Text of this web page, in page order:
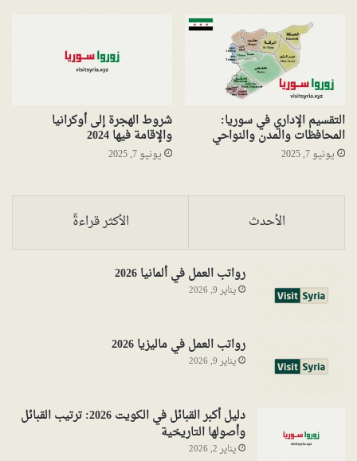
التقسيم الإداري في سوريا:
المحافظات والمدن والنواحي
يونيو 7, 2025
شروط الهجرة إلى أوكرانيا
والإقامة فيها 2024
يونيو 7, 2025
الأحدث الأكثر قراءةً
رواتب العمل في ألمانيا 2026
يناير 9, 2026
رواتب العمل في ماليزيا 2026
يناير 9, 2026
دليل أكبر القبائل في الكويت 2026: ترتيب القبائل
وأصولها التاريخية
يناير 2, 2026